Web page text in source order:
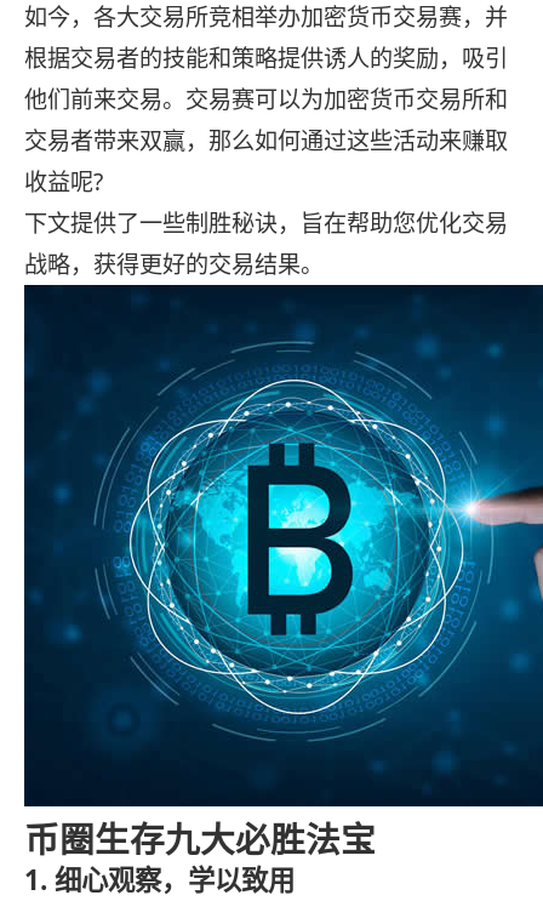
如今，各大交易所竞相举办加密货币交易赛，并
根据交易者的技能和策略提供诱人的奖励，吸引
他们前来交易。交易赛可以为加密货币交易所和
交易者带来双赢，那么如何通过这些活动来赚取
收益呢?
下文提供了一些制胜秘诀，旨在帮助您优化交易
战略，获得更好的交易结果。
币圈生存九大必胜法宝
1. 细心观察，学以致用